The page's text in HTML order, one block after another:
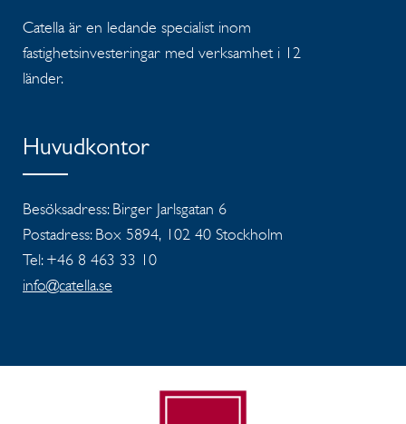
Catella är en ledande specialist inom
fastighetsinvesteringar med verksamhet i 12
länder.
Huvudkontor
Besöksadress: Birger Jarlsgatan 6
Postadress: Box 5894, 102 40 Stockholm
Tel: +46 8 463 33 10
info@catella.se